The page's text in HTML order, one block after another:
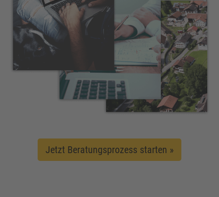
Jetzt Beratungsprozess starten »